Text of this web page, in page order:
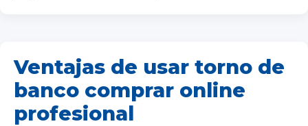
Ventajas de usar torno de
banco comprar online
profesional